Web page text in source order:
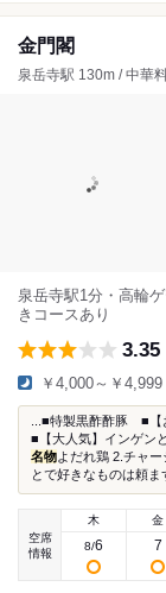
金門閣
泉岳寺駅 130m / 中華
泉岳寺駅1分・高輪
きコースあり
3.35
￥4,000～￥4,999
...■特製黒酢酢豚 ■【
■【大人気】インゲン
名物よだれ鶏 2.チャ
とで好きなものは頼ま
空席
情報
木
8/6
金
7